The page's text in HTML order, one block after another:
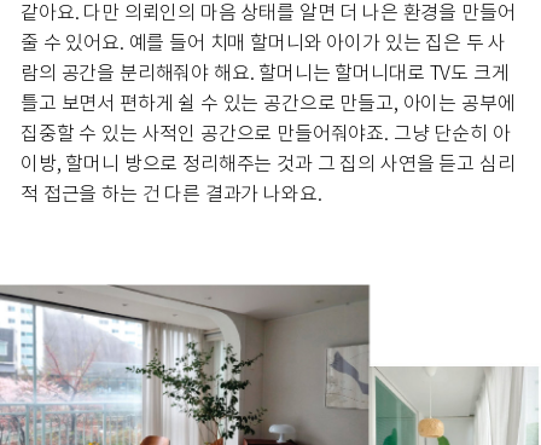
같아요. 다만 의뢰인의 마음 상태를 알면 더 나은 환경을 만들어
줄 수 있어요. 예를 들어 치매 할머니와 아이가 있는 집은 두 사
람의 공간을 분리해줘야 해요. 할머니는 할머니대로 TV도 크게
틀고 보면서 편하게 쉴 수 있는 공간으로 만들고, 아이는 공부에
집중할 수 있는 사적인 공간으로 만들어줘야죠. 그냥 단순히 아
이방, 할머니 방으로 정리해주는 것과 그 집의 사연을 듣고 심리
적 접근을 하는 건 다른 결과가 나와요.